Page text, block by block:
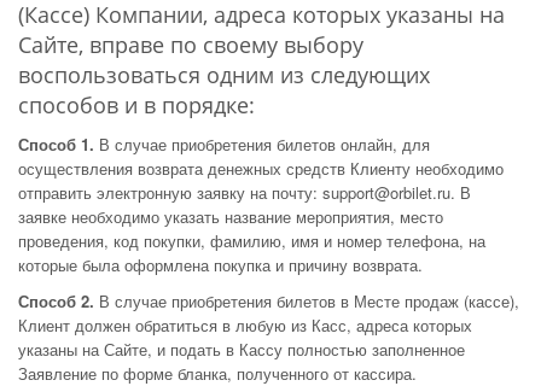
(Кассе) Компании, адреса которых указаны на
Сайте, вправе по своему выбору
воспользоваться одним из следующих
способов и в порядке:
Способ 1. В случае приобретения билетов онлайн, для
осуществления возврата денежных средств Клиенту необходимо
отправить электронную заявку на почту: support@orbilet.ru. В
заявке необходимо указать название мероприятия, место
проведения, код покупки, фамилию, имя и номер телефона, на
которые была оформлена покупка и причину возврата.
Способ 2. В случае приобретения билетов в Месте продаж (кассе),
Клиент должен обратиться в любую из Касс, адреса которых
указаны на Сайте, и подать в Кассу полностью заполненное
Заявление по форме бланка, полученного от кассира.